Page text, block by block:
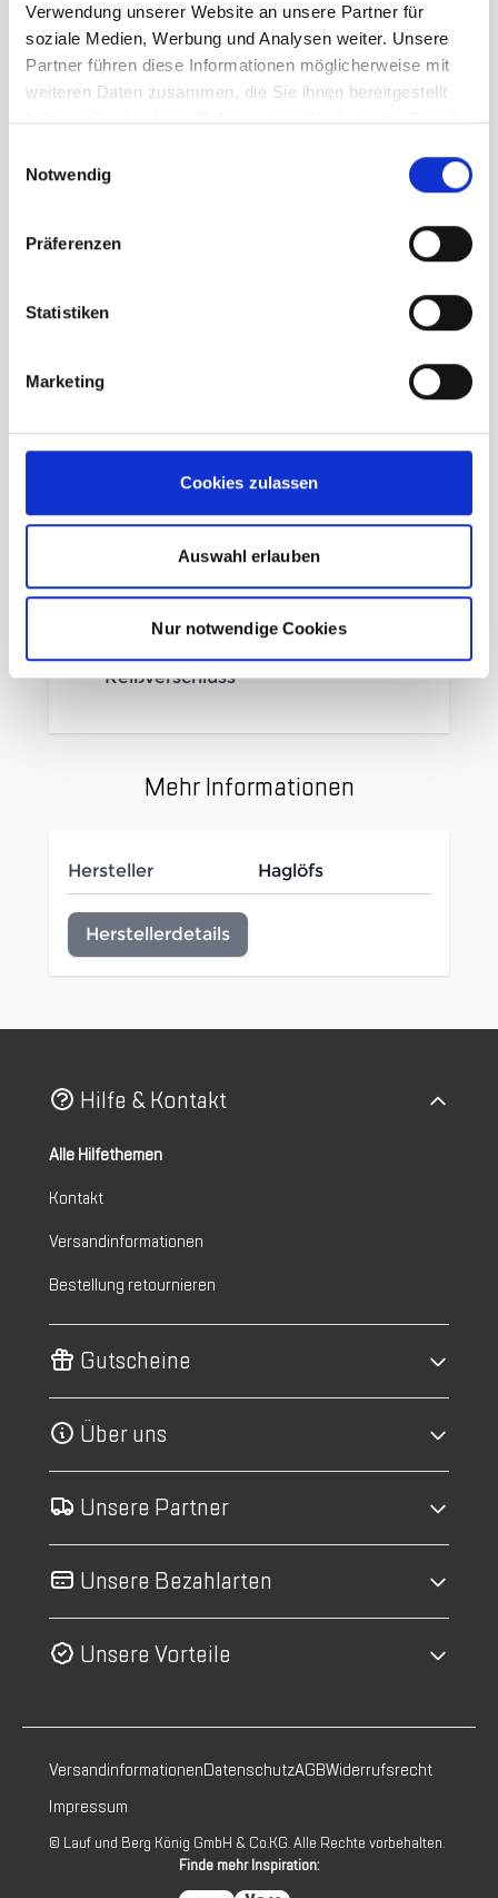
Verwendung unserer Website an unsere Partner für
soziale Medien, Werbung und Analysen weiter. Unsere
Partner führen diese Informationen möglicherweise mit
weiteren Daten zusammen, die Sie ihnen bereitgestellt
haben oder die sie im Rahmen Ihrer Nutzung der Dienste
Notwendig
Präferenzen
Statistiken
Marketing
Cookies zulassen
Auswahl erlauben
Nur notwendige Cookies
Menge
Gewicht-Verhältnis
schmutzabweisende
Oberflächen mit PFAS(PFC)-
freiem DWR
Elastische Taille
Reißverschluss
Mehr Informationen
Hersteller Haglöfs
Herstellerdetails
Hilfe & Kontakt
Alle Hilfethemen
Kontakt
Versandinformationen
Bestellung retournieren
Gutscheine
Über uns
Unsere Partner
Unsere Bezahlarten
Unsere Vorteile
VersandinformationenDatenschutzAGBWiderrufsrecht
Impressum
© Lauf und Berg König GmbH & Co.KG. Alle Rechte vorbehalten.
Finde mehr Inspiration: